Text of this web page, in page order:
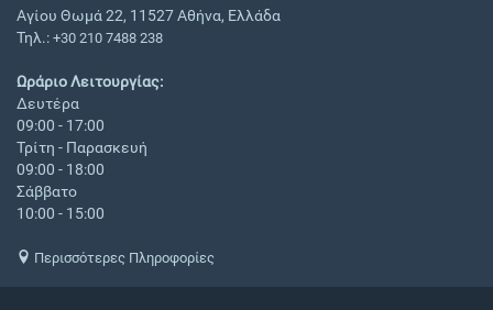
Αγίου Θωμά 22, 11527 Αθήνα, Ελλάδα
Τηλ.: +30 210 7488 238
Ωράριο Λειτουργίας:
Δευτέρα
09:00 - 17:00
Τρίτη - Παρασκευή
09:00 - 18:00
Σάββατο
10:00 - 15:00
Περισσότερες Πληροφορίες